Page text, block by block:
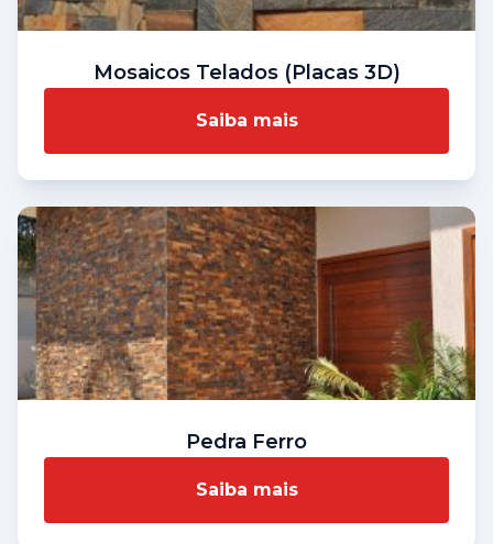
Mosaicos Telados (Placas 3D)
Saiba mais
Pedra Ferro
Saiba mais